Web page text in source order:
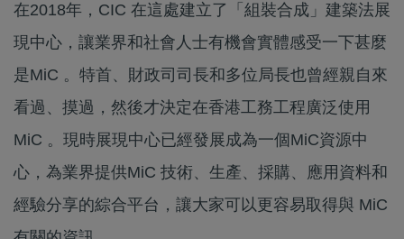
在2018年，CIC 在這處建立了「組裝合成」建築法展
現中心，讓業界和社會人士有機會實體感受一下甚麼
是MiC 。特首、財政司司長和多位局長也曾經親自來
看過、摸過，然後才決定在香港工務工程廣泛使用
MiC 。現時展現中心已經發展成為一個MiC資源中
心，為業界提供MiC 技術、生產、採購、應用資料和
經驗分享的綜合平台，讓大家可以更容易取得與 MiC